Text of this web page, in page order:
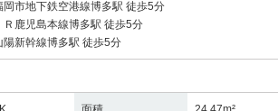
岡市地下鉄空港線博多駅 徒歩5分
Ｒ鹿児島本線博多駅 徒歩5分
陽新幹線博多駅 徒歩5分